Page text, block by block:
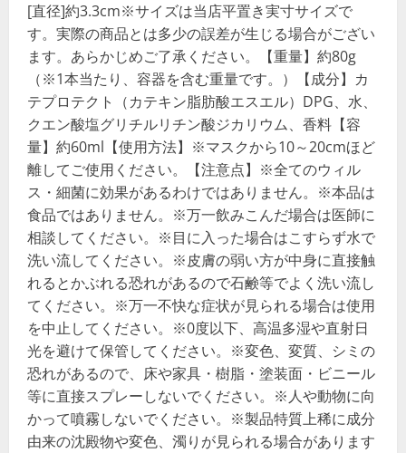
[直径]約3.3cm※サイズは当店平置き実寸サイズで
す。実際の商品とは多少の誤差が生じる場合がござい
ます。あらかじめご了承ください。【重量】約80g
（※1本当たり、容器を含む重量です。）【成分】カ
テプロテクト（カテキン脂肪酸エスエル）DPG、水、
クエン酸塩グリチルリチン酸ジカリウム、香料【容
量】約60ml【使用方法】※マスクから10～20cmほど
離してご使用ください。【注意点】※全てのウィル
ス・細菌に効果があるわけではありません。※本品は
食品ではありません。※万一飲みこんだ場合は医師に
相談してください。※目に入った場合はこすらず水で
洗い流してください。※皮膚の弱い方が中身に直接触
れるとかぶれる恐れがあるので石鹸等でよく洗い流し
てください。※万一不快な症状が見られる場合は使用
を中止してください。※0度以下、高温多湿や直射日
光を避けて保管してください。※変色、変質、シミの
恐れがあるので、床や家具・樹脂・塗装面・ビニール
等に直接スプレーしないでください。※人や動物に向
かって噴霧しないでください。※製品特質上稀に成分
由来の沈殿物や変色、濁りが見られる場合があります